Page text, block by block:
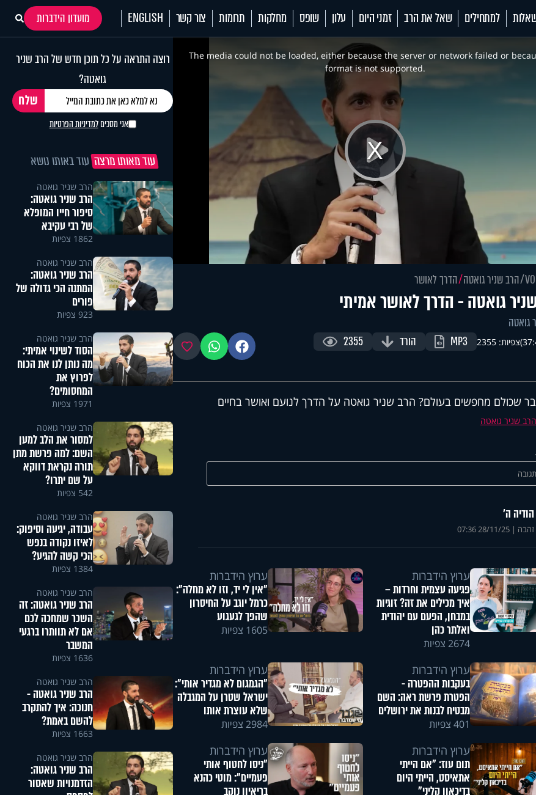
למתחילים שאל את הרב זמני היום עלון שופס מחלקות תרומות צור קשר ENGLISH
מועדון הידברות
Play
Video
This
modalThe media could not be loaded, either because the server or network failed or
format is not supported.
הרב שניר גואטה הדרך לאושר
גואטה - הדרך לאושר אמיתי
גואטה
צפיות: 2355 MP3 הורד 2355 פייסבוקווטסאפ מועדפים
שכולם מחפשים בעולם? הרב שניר גואטה על הדרך לנועם ואושר בחיים
הרב שניר גואטה
הודיה ה'
זהבה |
28/11/25 07:36
ערוץ הידברות
פגיעה עצמית וחרדות –
איך מכילים את זה? זוגיות
במבחן, הפעם עם יהודית
ואלתר כהן
2674 צפיות
ערוץ הידברות
"אין לי יד, וזו לא מחלה":
כרמל יוגב על החיסרון
שהפך לגעגוע
1605 צפיות
ערוץ הידברות
בעקבות ההפטרה -
הפטרת פרשת ראה: השם
מבטיח לבנות את ירושלים
401 צפיות
ערוץ הידברות
"הגמגום לא מגדיר אותי":
ישראל שטרן על המגבלה
שלא עוצרת אותו
2984 צפיות
ערוץ הידברות
תום עוז: "אם הייתי
אתאיסט, הייתי היום
בדיכאון קליני"
ערוץ הידברות
"ניסו לחטוף אותי
פעמיים": מוטי כהנא
בריאיון נוקב
רוצה התראה על כל תוכן חדש של הרב שניר
גואטה?
אני מסכיםלמדיניות הפרטיות
עוד מאותו מרצה עוד באותו נושא
הרב שניר גואטה
הרב שניר גואטה:
סיפור חייו המופלא
של רבי עקיבא
1862 צפיות
הרב שניר גואטה
הרב שניר גואטה:
המתנה הכי גדולה של
פורים
923 צפיות
הרב שניר גואטה
הסוד לשינוי אמיתי:
מה נותן לנו את הכוח
לפרוץ את
המחסומים?
1971 צפיות
הרב שניר גואטה
למסור את הלב למען
השם: למה פרשת מתן
תורה נקראת דווקא
על שם יתרו?
542 צפיות
הרב שניר גואטה
עבודה, יגיעה וסיפוק:
לאיזו נקודה בנפש
הכי קשה להגיע?
1384 צפיות
הרב שניר גואטה
הרב שניר גואטה: זה
השכר שמחכה לכם
אם לא תוותרו ברגעי
המשבר
1636 צפיות
הרב שניר גואטה
הרב שניר גואטה -
חנוכה: איך להתקרב
להשם באמת?
1663 צפיות
הרב שניר גואטה
הרב שניר גואטה:
הזדמנויות שאסור